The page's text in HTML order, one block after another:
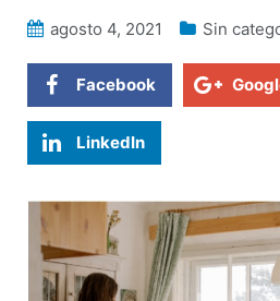
agosto 4, 2021 Sin
Facebook
LinkedIn